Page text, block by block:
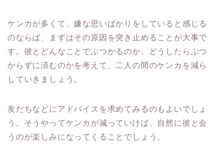
ケンカが多くて、嫌な思いばかりをしていると感じる
のならば、まずはその原因を突き止めることが大事で
す。彼とどんなことでぶつかるのか、どうしたらぶつ
からずに済むのかを考えて、二人の間のケンカを減ら
していきましょう。
友だちなどにアドバイスを求めてみるのもよいでしょ
う。そうやってケンカが減っていけば、自然に彼と会
うのが楽しみになってくることでしょう。